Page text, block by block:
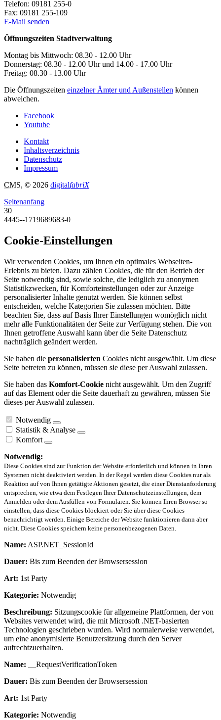
Telefon: 09181 255-0
Fax: 09181 255-109
E-Mail senden
Öffnungszeiten Stadtverwaltung
Montag bis Mittwoch: 08.30 - 12.00 Uhr
Donnerstag: 08.30 - 12.00 Uhr und 14.00 - 17.00 Uhr
Freitag: 08.30 - 13.00 Uhr
Die Öffnungszeiten einzelner Ämter und Außenstellen können
abweichen.
Facebook
Youtube
Kontakt
Inhaltsverzeichnis
Datenschutz
Impressum
CMS, © 2026 digitalfabriX
Seitenanfang
30
4445--1719689683-0
Cookie-Einstellungen
Wir verwenden Cookies, um Ihnen ein optimales Webseiten-
Erlebnis zu bieten. Dazu zählen Cookies, die für den Betrieb der
Seite notwendig sind, sowie solche, die lediglich zu anonymen
Statistikzwecken, für Komforteinstellungen oder zur Anzeige
personalisierter Inhalte genutzt werden. Sie können selbst
entscheiden, welche Kategorien Sie zulassen möchten. Bitte
beachten Sie, dass auf Basis Ihrer Einstellungen womöglich nicht
mehr alle Funktionalitäten der Seite zur Verfügung stehen. Die von
Ihnen getroffene Auswahl kann über die Seite Datenschutz
nachträglich geändert werden.
Sie haben die personalisierten Cookies nicht ausgewählt. Um diese
Seite betreten zu können, müssen sie diese per Auswahl zulassen.
Sie haben das Komfort-Cookie nicht ausgewählt. Um den Zugriff
auf das Element oder die Seite dauerhaft zu gewähren, müssen Sie
dieses per Auswahl zulassen.
Notwendig
Statistik & Analyse
Komfort
Notwendig:
Diese Cookies sind zur Funktion der Website erforderlich und können in Ihren
Systemen nicht deaktiviert werden. In der Regel werden diese Cookies nur als
Reaktion auf von Ihnen getätigte Aktionen gesetzt, die einer Dienstanforderung
entsprechen, wie etwa dem Festlegen Ihrer Datenschutzeinstellungen, dem
Anmelden oder dem Ausfüllen von Formularen. Sie können Ihren Browser so
einstellen, dass diese Cookies blockiert oder Sie über diese Cookies
benachrichtigt werden. Einige Bereiche der Website funktionieren dann aber
nicht. Diese Cookies speichern keine personenbezogenen Daten.
Name: ASP.NET_SessionId
Dauer: Bis zum Beenden der Browsersession
Art: 1st Party
Kategorie: Notwendig
Beschreibung: Sitzungscookie für allgemeine Plattformen, der von
Websites verwendet wird, die mit Microsoft .NET-basierten
Technologien geschrieben wurden. Wird normalerweise verwendet,
um eine anonymisierte Benutzersitzung durch den Server
aufrechtzuerhalten.
Name: __RequestVerificationToken
Dauer: Bis zum Beenden der Browsersession
Art: 1st Party
Kategorie: Notwendig